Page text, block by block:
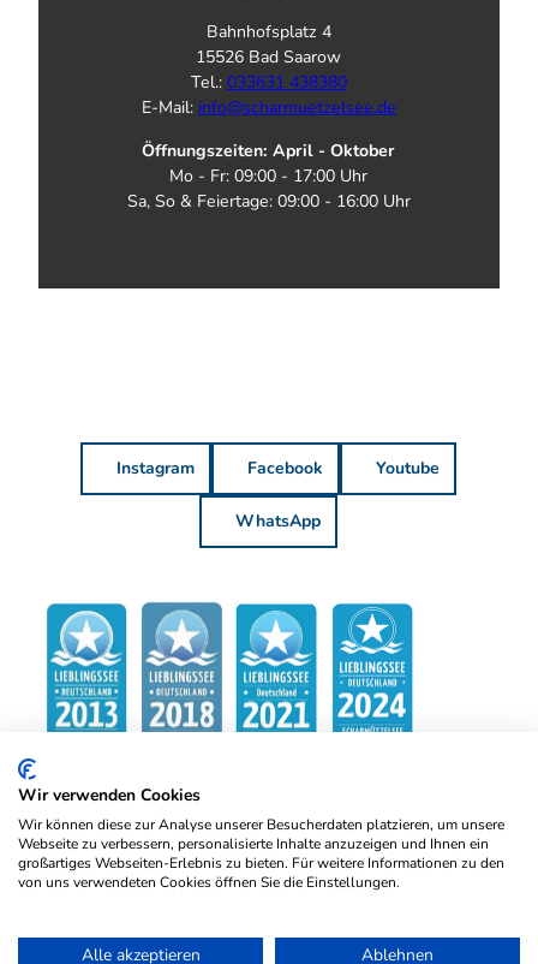
Bahnhofsplatz 4
15526 Bad Saarow
Tel.: 033631 438380
E-Mail: info@scharmuetzelsee.de
Öffnungszeiten: April - Oktober
Mo - Fr: 09:00 - 17:00 Uhr
Sa, So & Feiertage: 09:00 - 16:00 Uhr
Instagram Facebook Youtube
WhatsApp
Wir verwenden Cookies
Wir können diese zur Analyse unserer Besucherdaten platzieren, um unsere
Webseite zu verbessern, personalisierte Inhalte anzuzeigen und Ihnen ein
großartiges Webseiten-Erlebnis zu bieten. Für weitere Informationen zu den
von uns verwendeten Cookies öffnen Sie die Einstellungen.
Alle akzeptieren Ablehnen